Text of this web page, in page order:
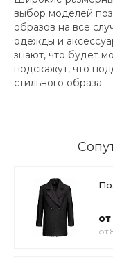
выбор моделей
образов на все
одежды и
знают, что будет
подскажут, что
стильного образа.
от